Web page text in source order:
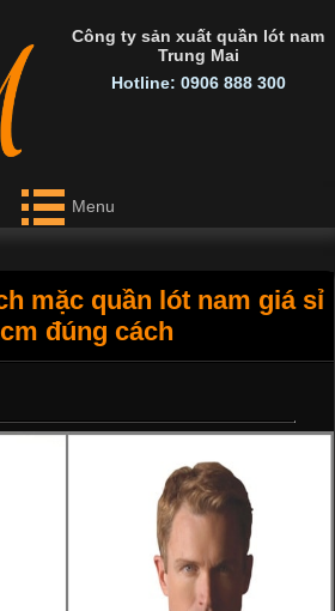
Công ty sản xuất quần lót nam
Trung Mai
Hotline: 0906 888 300
Menu
mặc quần lót nam giá sỉ
đúng cách